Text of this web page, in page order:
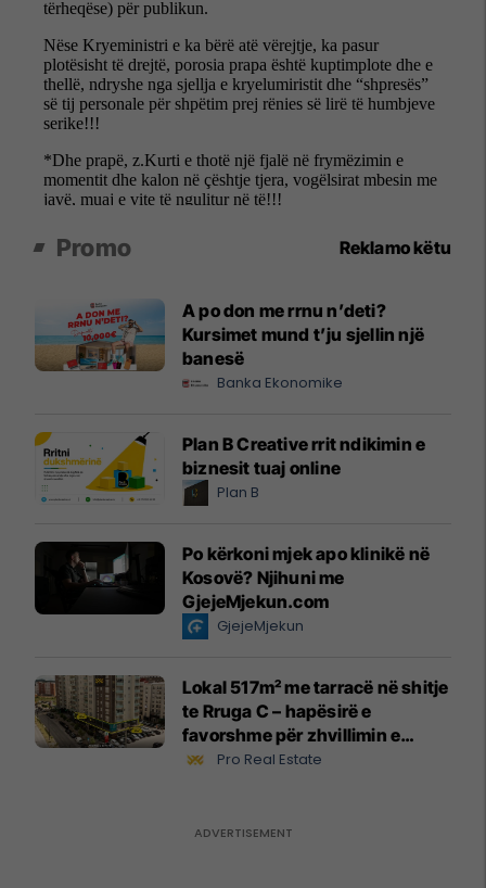
Promo Reklamo këtu
A po don me rrnu n’deti?
Kursimet mund t’ju sjellin një
banesë
Banka Ekonomike
Plan B Creative rrit ndikimin e
biznesit tuaj online
Plan B
Po kërkoni mjek apo klinikë në
Kosovë? Njihuni me
GjejeMjekun.com
GjejeMjekun
Lokal 517m² me tarracë në shitje
te Rruga C – hapësirë e
favorshme për zhvillimin e
biznesit #15796
Pro Real Estate